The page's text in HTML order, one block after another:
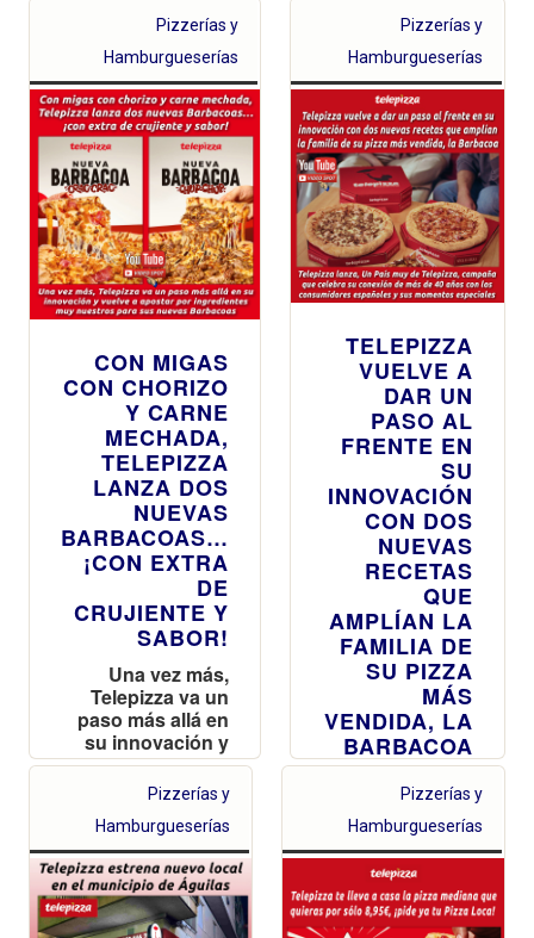
Además, todo
el que se
acerque podrá
llevarse un
Red Bull
gratis
Pizzerías y
Hamburgueserías
CON MIGAS
CON CHORIZO
Y CARNE
MECHADA,
TELEPIZZA
LANZA DOS
NUEVAS
BARBACOAS…
¡CON EXTRA
DE
CRUJIENTE Y
SABOR!
Una vez más,
Telepizza va un
paso más allá en
su innovación y
vuelve a apostar
por ingredientes
muy nuestros
para sus nuevas
Barbacoas
Pizzerías y
Hamburgueserías
TELEPIZZA
VUELVE A
DAR UN
PASO AL
FRENTE EN
SU
INNOVACIÓN
CON DOS
NUEVAS
RECETAS
QUE
AMPLÍAN LA
FAMILIA DE
SU PIZZA
MÁS
VENDIDA, LA
BARBACOA
Telepizza
lanza, Un País
muy de
Telepizza,
campaña que
celebra su
conexión de
Pizzerías y
Hamburgueserías
Pizzerías y
Hamburgueserías